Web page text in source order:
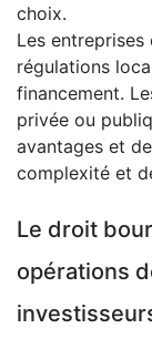
choix.
Les
régulations
financement.
privée ou
avantages et
complexité et
Le droit
opérations